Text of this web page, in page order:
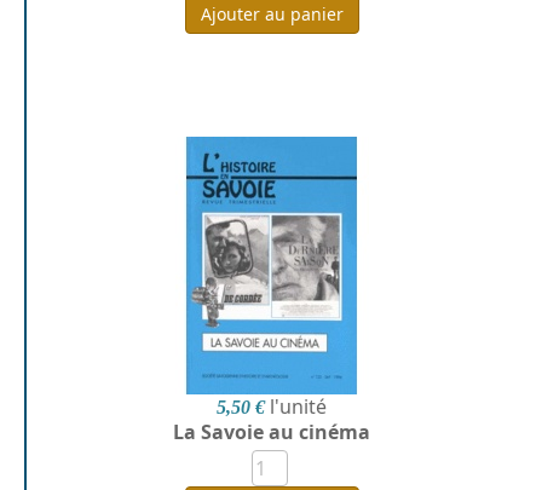
Ajouter au panier
5,50 € l'unité
La Savoie au cinéma